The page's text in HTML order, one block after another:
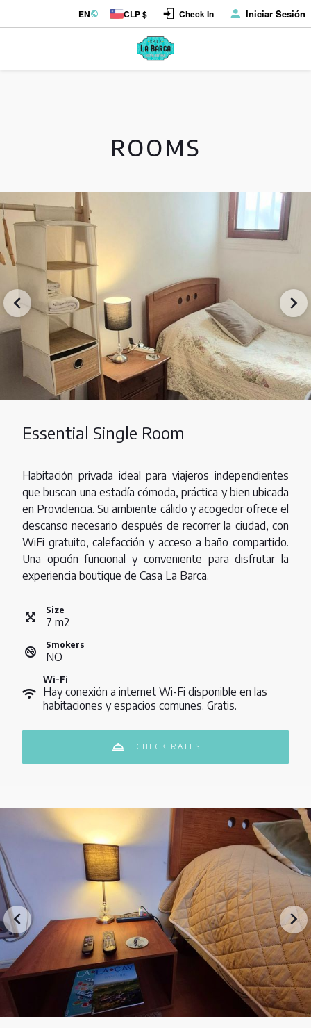
EN CLP $ Check In Iniciar Sesión
ROOMS
Essential Single Room
Habitación privada ideal para viajeros independientes
que buscan una estadía cómoda, práctica y bien ubicada
en Providencia. Su ambiente cálido y acogedor ofrece el
descanso necesario después de recorrer la ciudad, con
WiFi gratuito, calefacción y acceso a baño compartido.
Una opción funcional y conveniente para disfrutar la
experiencia boutique de Casa La Barca.
Size
7 m2
Smokers
NO
Wi-Fi
Hay conexión a internet Wi-Fi disponible en las
habitaciones y espacios comunes. Gratis.
CHECK RATES